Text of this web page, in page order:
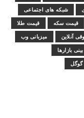
شبکه های اجتماعی
قیمت سکه قیمت طلا
آنلاین میزبانی وب
بازارها
گوگل